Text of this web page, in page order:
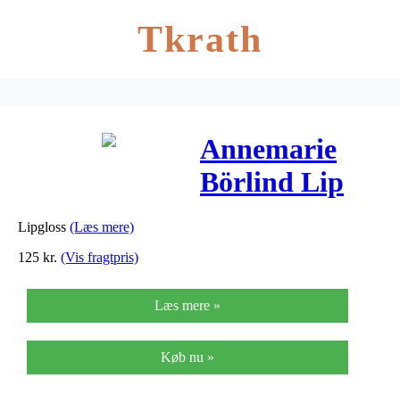
Tkrath
Annemarie
Börlind Lip
Lipgloss (Læs mere)
125 kr. (Vis fragtpris)
Læs mere »
Køb nu »